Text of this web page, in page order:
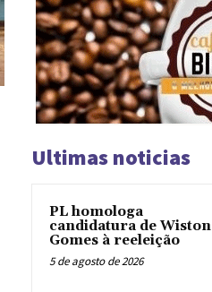
Ultimas noticias
PL homologa
candidatura de Wiston
Gomes à reeleição
5 de agosto de 2026